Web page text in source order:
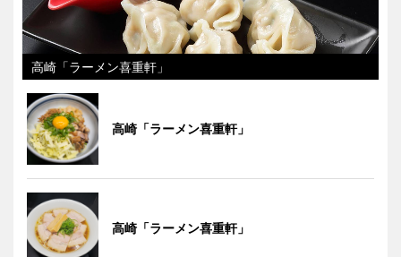
高崎「ラーメン喜重軒」
高崎「ラーメン喜重軒」
高崎「ラーメン喜重軒」